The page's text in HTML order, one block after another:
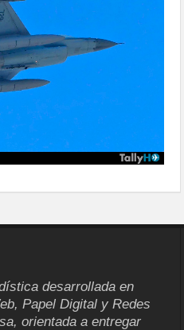
desarrollada en
Papel Digital y Redes
orientada a entregar